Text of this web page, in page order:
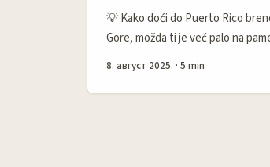
💡 Kako doći do Puerto Rico
Gore, možda ti je već palo na
predstavim svoje radove ili
Puerto Rico. ...
8. август 2025. · 5 min